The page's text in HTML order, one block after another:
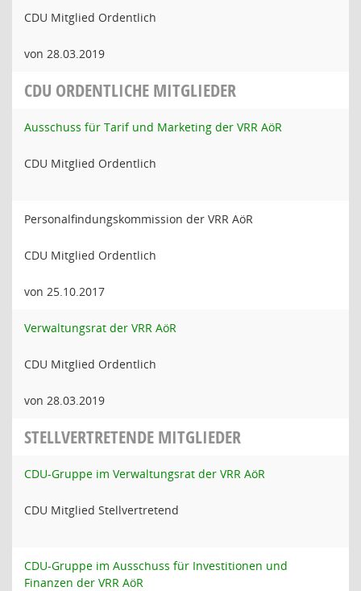
CDU Mitglied Ordentlich
von 28.03.2019
CDU ORDENTLICHE MITGLIEDER
Ausschuss für Tarif und Marketing der VRR AöR
CDU Mitglied Ordentlich
Personalfindungskommission der VRR AöR
CDU Mitglied Ordentlich
von 25.10.2017
Verwaltungsrat der VRR AöR
CDU Mitglied Ordentlich
von 28.03.2019
STELLVERTRETENDE MITGLIEDER
CDU-Gruppe im Verwaltungsrat der VRR AöR
CDU Mitglied Stellvertretend
CDU-Gruppe im Ausschuss für Investitionen und
Finanzen der VRR AöR